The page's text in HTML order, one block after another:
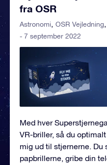
fra OSR
Astronomi OSR Vejledning
- 7 september 2022
Med hver
VR-briller, så du
mig ud til stjernerne. Du
papbrillerne, gribe din